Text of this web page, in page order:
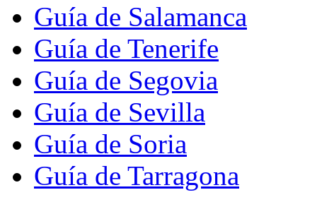
Guía de Salamanca
Guía de Tenerife
Guía de Segovia
Guía de Sevilla
Guía de Soria
Guía de Tarragona